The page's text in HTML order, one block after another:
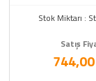
Stok Miktarı :
Satış